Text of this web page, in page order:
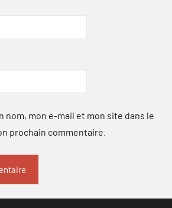
nom, mon e-mail et mon site dans le
prochain commentaire.